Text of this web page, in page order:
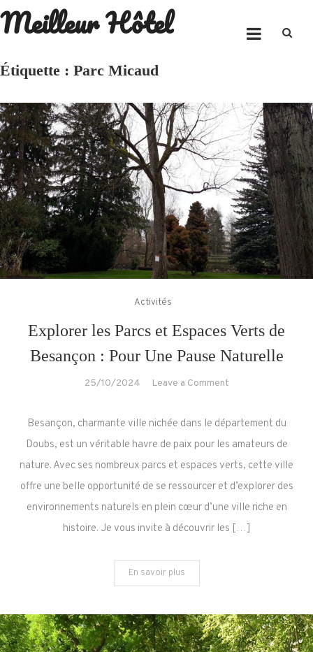
Skip
to
Meilleur Hôtel
Étiquette : Parc Micaud
Activités
Explorer les Parcs et Espaces Verts de
Besançon : Pour Une Pause Naturelle
25/10/2024 Leave a Commenton
Espaces
Verts
de
Besançon
Besançon, charmante ville nichée dans le département du
Doubs, est un véritable havre de paix pour les amateurs de
nature. Avec ses nombreux parcs et espaces verts, cette ville
offre une belle opportunité de se ressourcer et d’explorer des
environnements naturels en plein cœur d’une ville riche en
histoire. Je vous invite à découvrir les […]
En savoir plus